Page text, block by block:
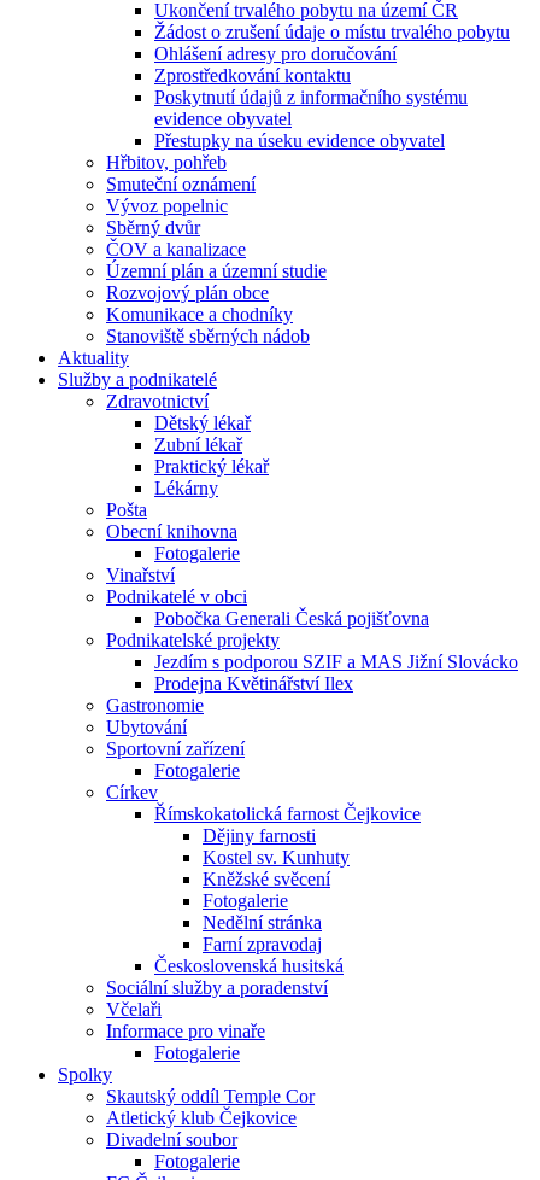
Ukončení trvalého pobytu na území ČR
Žádost o zrušení údaje o místu trvalého pobytu
Ohlášení adresy pro doručování
Zprostředkování kontaktu
Poskytnutí údajů z informačního systému
evidence obyvatel
Přestupky na úseku evidence obyvatel
Hřbitov, pohřeb
Smuteční oznámení
Vývoz popelnic
Sběrný dvůr
ČOV a kanalizace
Územní plán a územní studie
Rozvojový plán obce
Komunikace a chodníky
Stanoviště sběrných nádob
Aktuality
Služby a podnikatelé
Zdravotnictví
Dětský lékař
Zubní lékař
Praktický lékař
Lékárny
Pošta
Obecní knihovna
Fotogalerie
Vinařství
Podnikatelé v obci
Pobočka Generali Česká pojišťovna
Podnikatelské projekty
Jezdím s podporou SZIF a MAS Jižní Slovácko
Prodejna Květinářství Ilex
Gastronomie
Ubytování
Sportovní zařízení
Fotogalerie
Církev
Římskokatolická farnost Čejkovice
Dějiny farnosti
Kostel sv. Kunhuty
Kněžské svěcení
Fotogalerie
Nedělní stránka
Farní zpravodaj
Československá husitská
Sociální služby a poradenství
Včelaři
Informace pro vinaře
Fotogalerie
Spolky
Skautský oddíl Temple Cor
Atletický klub Čejkovice
Divadelní soubor
Fotogalerie